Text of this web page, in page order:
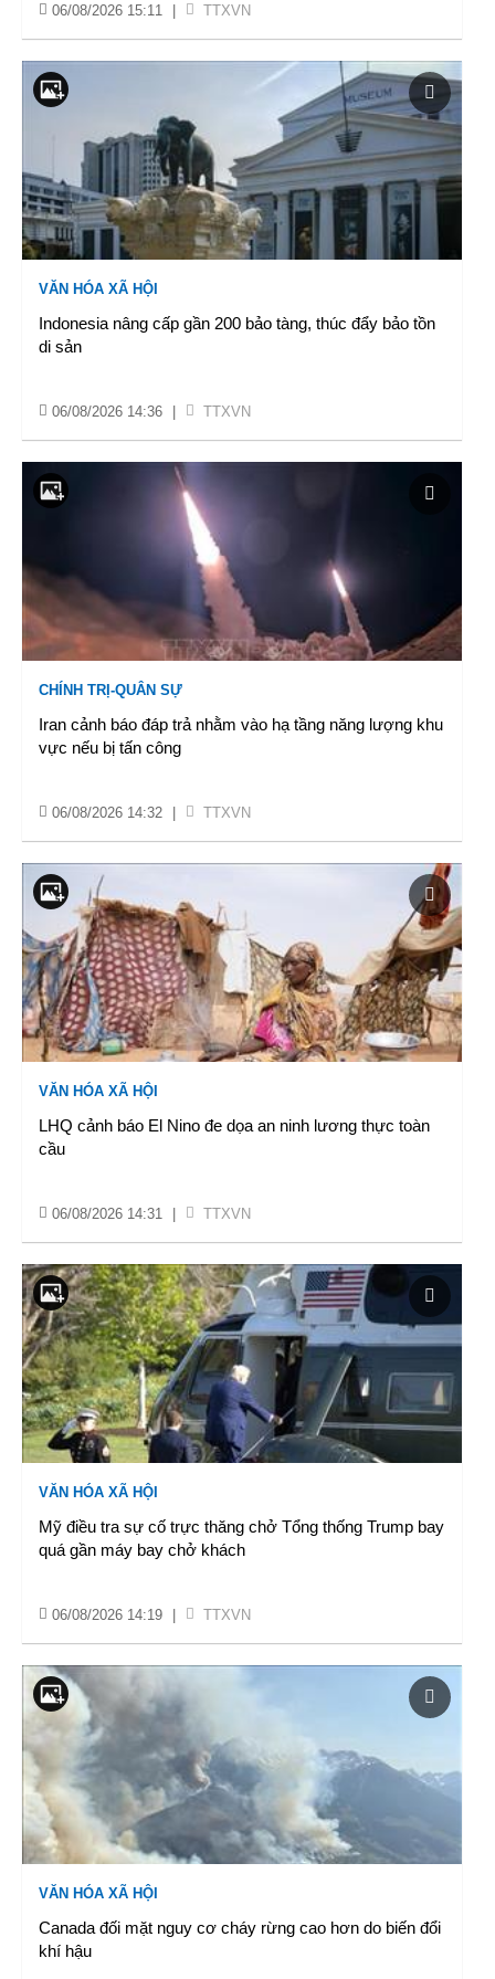
06/08/2026 15:11 TTXVN
VĂN HÓA XÃ HỘI
Indonesia nâng cấp gần 200 bảo tàng, thúc đẩy bảo tồn
di sản
06/08/2026 14:36 TTXVN
CHÍNH TRỊ-QUÂN SỰ
Iran cảnh báo đáp trả nhằm vào hạ tầng năng lượng khu
vực nếu bị tấn công
06/08/2026 14:32 TTXVN
VĂN HÓA XÃ HỘI
LHQ cảnh báo El Nino đe dọa an ninh lương thực toàn
cầu
06/08/2026 14:31 TTXVN
VĂN HÓA XÃ HỘI
Mỹ điều tra sự cố trực thăng chở Tổng thống Trump bay
quá gần máy bay chở khách
06/08/2026 14:19 TTXVN
VĂN HÓA XÃ HỘI
Canada đối mặt nguy cơ cháy rừng cao hơn do biến đổi
khí hậu